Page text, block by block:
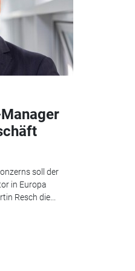
soll der
in Europa
Resch die...